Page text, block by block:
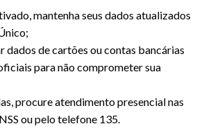
mantenha seus dados atualizados
dados de cartões ou contas bancárias
para não comprometer sua
procure atendimento presencial nas
ou pelo telefone 135.